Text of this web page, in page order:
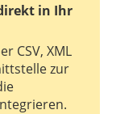
in Ihr
CSV, XML
zur